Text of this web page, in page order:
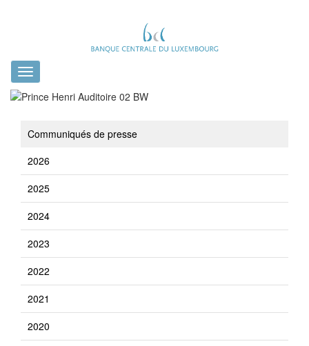
Toggle
navigation
Communiqués de presse
2026
2025
2024
2023
2022
2021
2020